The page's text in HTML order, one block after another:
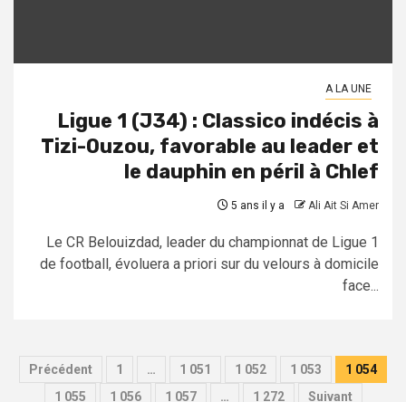
A LA UNE
Ligue 1 (J34) : Classico indécis à
Tizi-Ouzou, favorable au leader et
le dauphin en péril à Chlef
5 ans il y a Ali Ait Si Amer
Le CR Belouizdad, leader du championnat de Ligue 1
de football, évoluera a priori sur du velours à domicile
face...
Pagination
Précédent 1 … 1 051 1 052 1 053
1 054
1 055
1 056 1 057 … 1 272 Suivant